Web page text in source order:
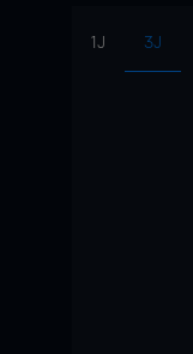
1J 3J